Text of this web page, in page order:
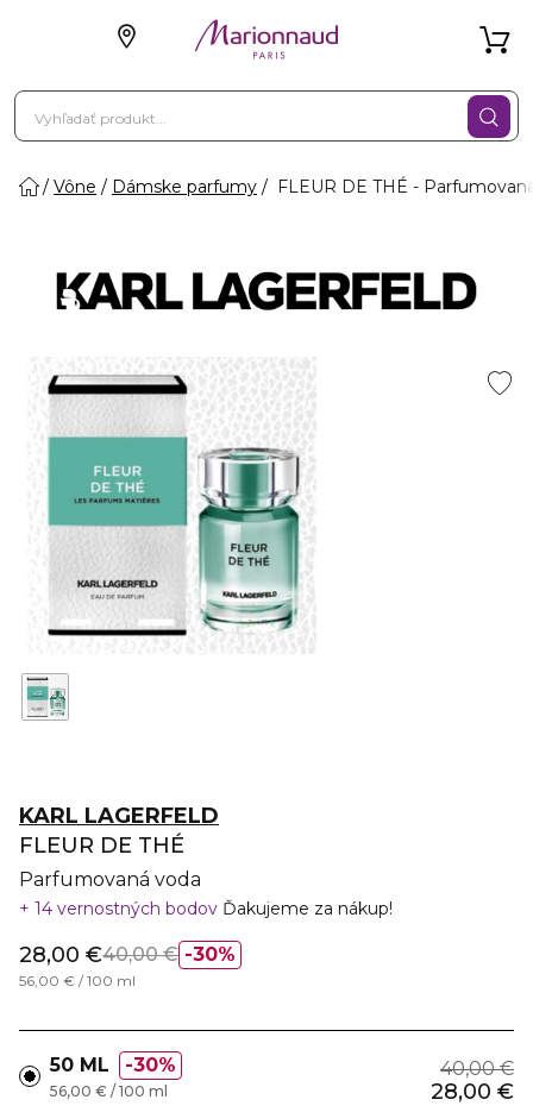
Vône Dámske parfumy FLEUR DE THÉ -
KARL LAGERFELD
FLEUR DE THÉ
Parfumovaná voda
14 vernostných bodov Ďakujeme za nákup!
30%
28,00 €40,00 €
56,00 € / 100 ml
50 ML 30% 40,00 €
28,00 €
56,00 € / 100 ml